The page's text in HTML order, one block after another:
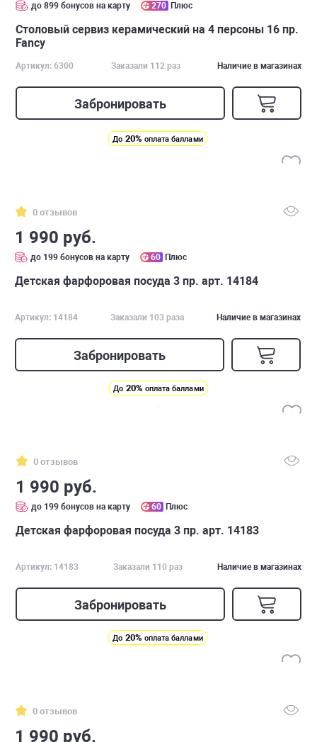
до 899 бонусов на карту 270 Плюс
Столовый сервиз керамический на 4 персоны 16 пр.
Fancy
Артикул: 6300 Заказали 112 раз Наличие в магазинах
Забронировать
До 20% оплата баллами
0 отзывов
1 990 руб.
до 199 бонусов на карту 60 Плюс
Детская фарфоровая посуда 3 пр. арт. 14184
Артикул: 14184 Заказали 103 раза Наличие в магазинах
Забронировать
До 20% оплата баллами
0 отзывов
1 990 руб.
до 199 бонусов на карту 60 Плюс
Детская фарфоровая посуда 3 пр. арт. 14183
Артикул: 14183 Заказали 110 раз Наличие в магазинах
Забронировать
До 20% оплата баллами
0 отзывов
1 990 руб.